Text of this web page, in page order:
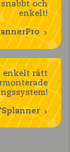
och
enkelt!
enkelt rätt